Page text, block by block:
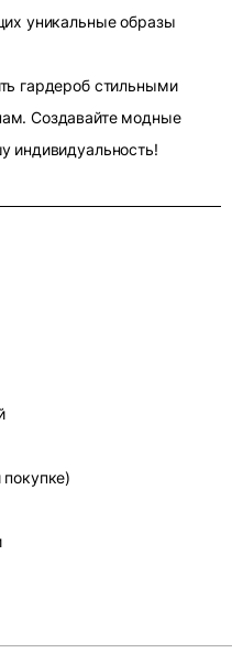
уникальные образы
гардероб стильными
Создавайте модные
индивидуальность!